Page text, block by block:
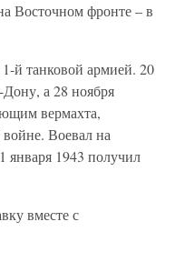
Восточном фронте – в
й танковой армией. 20
Дону, а 28 ноября
вермахта,
Воевал на
1943 получил
вместе с